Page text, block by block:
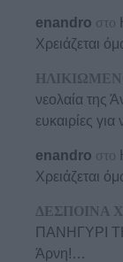
enandro στο
Χρειάζεται
νεολαία της
ευκαιρίες για
enandro στο
Χρειάζεται
ΔΕΣΠΟΙΝΑ
ΠΑΝΗΓΥΡΙ
Άρνη!…